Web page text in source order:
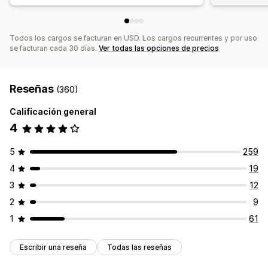
Todos los cargos se facturan en USD. Los cargos recurrentes y por uso
se facturan cada 30 días. Ver todas las opciones de precios
Reseñas (360)
Calificación general
4
5
259
4
19
3
12
2
9
1
61
Escribir una reseña Todas las reseñas